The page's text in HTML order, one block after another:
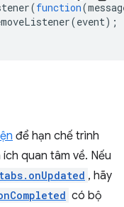
(function(
(event);
để hạn chế trình
quan tâm về. Nếu
tabs.onUpdated , hãy
có bộ